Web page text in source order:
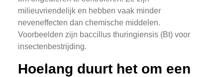
milieuvriendelijk en hebben vaak minder
neveneffecten dan chemische middelen.
Voorbeelden zijn baccillus thuringiensis (Bt) voor
insectenbestrijding.
Hoelang duurt het om een